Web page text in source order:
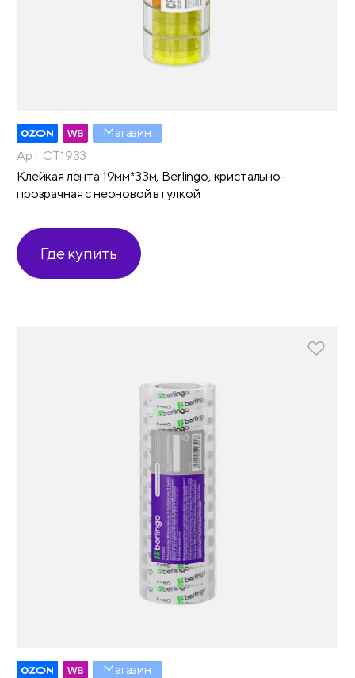
Магазин
Арт. CT1933
Клейкая лента 19мм*33м, Berlingo, кристально-
прозрачная с неоновой втулкой
Где купить
Магазин